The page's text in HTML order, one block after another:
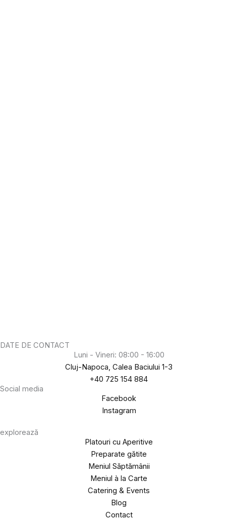
DATE DE CONTACT
Luni - Vineri: 08:00 - 16:00
Cluj-Napoca, Calea Baciului 1-3
+40 725 154 884
Social media
Facebook
Instagram
explorează
Platouri cu Aperitive
Preparate gătite
Meniul Săptămânii
Meniul à la Carte
Catering & Events
Blog
Contact